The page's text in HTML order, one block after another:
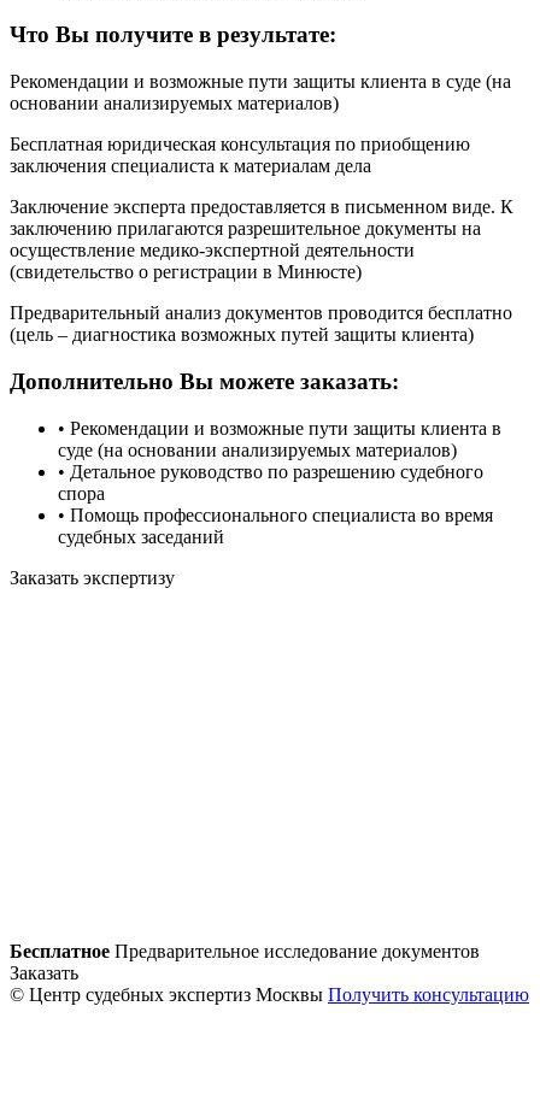
Что Вы получите в результате:
Рекомендации и возможные пути защиты клиента в суде (на
основании анализируемых материалов)
Бесплатная юридическая консультация по приобщению
заключения специалиста к материалам дела
Заключение эксперта предоставляется в письменном виде. К
заключению прилагаются разрешительное документы на
осуществление медико-экспертной деятельности
(свидетельство о регистрации в Минюсте)
Предварительный анализ документов проводится бесплатно
(цель – диагностика возможных путей защиты клиента)
Дополнительно Вы можете заказать:
• Рекомендации и возможные пути защиты клиента в
суде (на основании анализируемых материалов)
• Детальное руководство по разрешению судебного
спора
• Помощь профессионального специалиста во время
судебных заседаний
Заказать экспертизу
Бесплатное Предварительное исследование документов
Заказать
© Центр судебных экспертиз Москвы Получить консультацию